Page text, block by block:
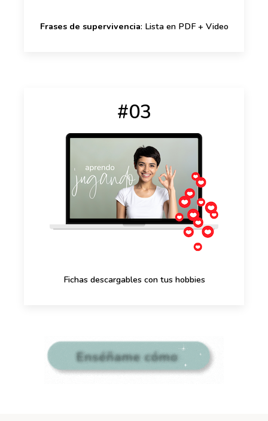
Frases de supervivencia: Lista en PDF + Video
#03
Fichas descargables con tus hobbies